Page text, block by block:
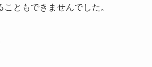
ともできませんでした。